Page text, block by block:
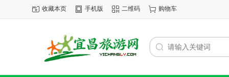
收藏本页 手机版 二维码 购物车